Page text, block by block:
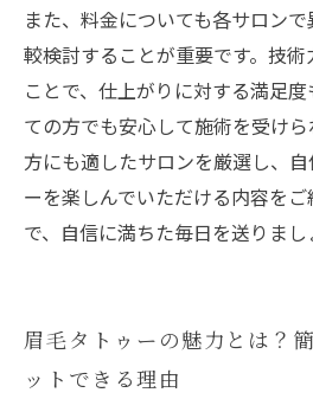
また、料金についても各サロン
較検討することが重要です。技
ことで、仕上がりに対する満足
ての方でも安心して施術を受け
方にも適したサロンを厳選し、
ーを楽しんでいただける内容を
で、自信に満ちた毎日を送りまし
眉毛タトゥーの魅力とは？
ットできる理由